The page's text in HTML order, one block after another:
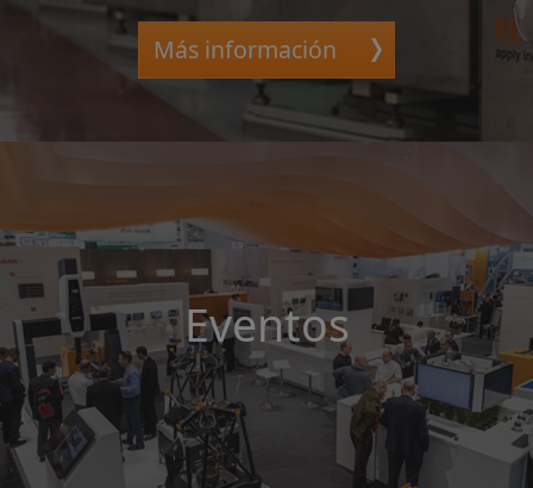
Más información
Eventos